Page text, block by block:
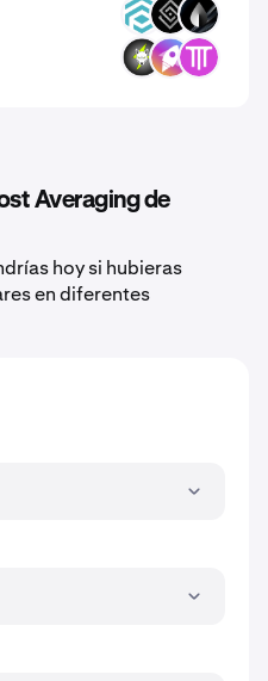
TRADE DECT LIQR
VOLT ZM
Averaging de
hoy si hubieras
en diferentes